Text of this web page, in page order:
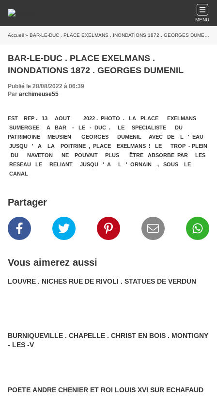
MENU
Accueil » BAR-LE-DUC . PLACE EXELMANS . INONDATIONS 1872 . GEORGES DUMENIL
BAR-LE-DUC . PLACE EXELMANS .
INONDATIONS 1872 . GEORGES DUMENIL
Publié le 28/08/2022 à 06:39
Par archimeuse55
EST REP . 13 AOUT 2022 . PHOTO . LA PLACE EXELMANS
SUMERGEE A BAR - LE - DUC . LE SPECIALISTE DU
PATRIMOINE MEUSIEN GEORGES DUMENIL AVEC DE L ' EAU
JUSQU ' A LA POITRINE , PLACE EXELMANS ! LE TROP - PLEIN
DU NAVETON NE POUVAIT PLUS ÊTRE ABSORBE PAR LES
RESEAU LE RELIANT JUSQU ' A L ' ORNAIN , SOUS LE
CANAL
Partager
Vous aimerez aussi
LOUVRE . NICHES RUE DE RIVOLI . STATUES DE VERDUN
BURNIQUEVILLE . CHAPELLE . CHRIST EN BOIS . MONTIGNY
- LES -V
POETE ANDRE CHENIER ET ROI LOUIS XVI SUR ECHAFAUD